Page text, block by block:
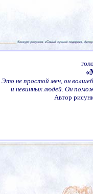
Это не простой меч, он
и невинных людей. Он
Автор